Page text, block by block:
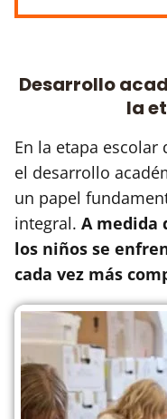
Desarrollo
la
En la etapa escolar
el desarrollo
un papel
integral. A medida
los niños se
cada vez más